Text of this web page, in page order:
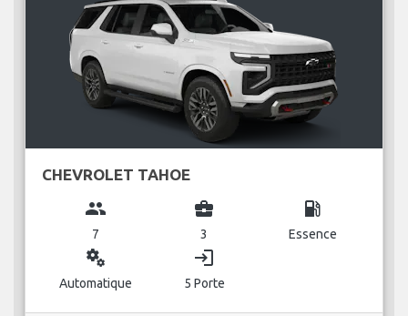
CHEVROLET TAHOE
group
7
business_center
3
local_gas_station
Essence
miscellaneous_services
Automatique
login
5 Porte